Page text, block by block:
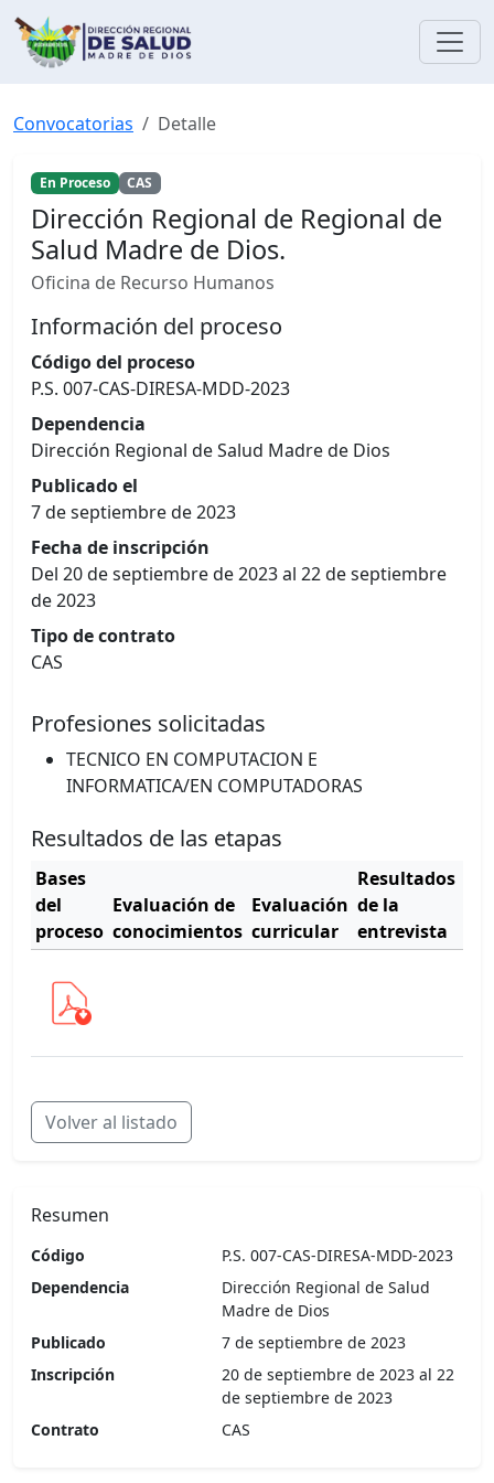
Convocatorias Detalle
En Proceso CAS
Dirección Regional de Regional de
Salud Madre de Dios.
Oficina de Recurso Humanos
Información del proceso
Código del proceso
P.S. 007-CAS-DIRESA-MDD-2023
Dependencia
Dirección Regional de Salud Madre de Dios
Publicado el
7 de septiembre de 2023
Fecha de inscripción
Del 20 de septiembre de 2023 al 22 de septiembre
de 2023
Tipo de contrato
CAS
Profesiones solicitadas
TECNICO EN COMPUTACION E
INFORMATICA/EN COMPUTADORAS
Resultados de las etapas
Bases
del
proceso
Evaluación de
conocimientos
Evaluación
curricular
Resultados
de la
entrevista
Volver al listado
Resumen
Código
P.S. 007-CAS-DIRESA-MDD-2023
Dependencia
Dirección Regional de Salud
Madre de Dios
Publicado
7 de septiembre de 2023
Inscripción
20 de septiembre de 2023 al 22
de septiembre de 2023
Contrato
CAS